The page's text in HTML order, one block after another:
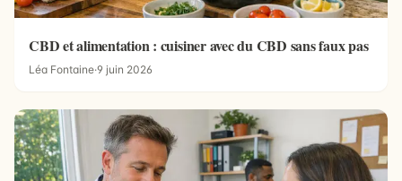
CBD et alimentation : cuisiner avec du CBD sans faux pas
Léa Fontaine·9 juin 2026